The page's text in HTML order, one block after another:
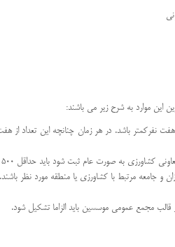
این موارد به شرح زیر می باشند:
نفرکمتر باشد. در هر زمان چنانچه این تعداد از
جامعه مرتبط با کشاورزی یا منطقه مورد نظر باشند.
مجمع عمومی موسسین باید الزاما تشکیل شود.